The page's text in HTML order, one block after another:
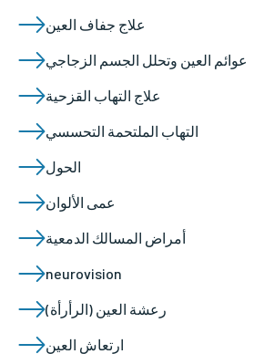
علاج جفاف العين
عوائم العين وتحلل الجسم الزجاجي
علاج التهاب القزحية
التهاب الملتحمة التحسسي
الحول
عمى الألوان
أمراض المسالك الدمعية
neurovision
رعشة العين (الرأرأة)
ارتعاش العين